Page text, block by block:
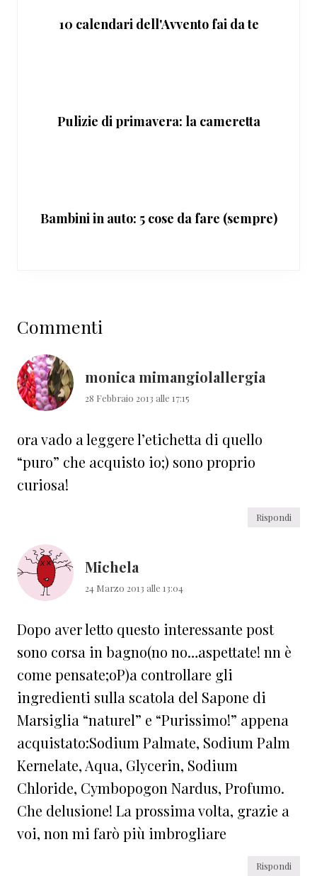
10 calendari dell'Avvento fai da te
Pulizie di primavera: la cameretta
Bambini in auto: 5 cose da fare (sempre)
del
lettore
Commenti
monica mimangiolallergia
28 Febbraio 2013 alle 17:15
ora vado a leggere l’etichetta di quello
“puro” che acquisto io;) sono proprio
curiosa!
Rispondi
Michela
24 Marzo 2013 alle 13:04
Dopo aver letto questo interessante post
sono corsa in bagno(no no…aspettate! nn è
come pensate;oP)a controllare gli
ingredienti sulla scatola del Sapone di
Marsiglia “naturel” e “Purissimo!” appena
acquistato:Sodium Palmate, Sodium Palm
Kernelate, Aqua, Glycerin, Sodium
Chloride, Cymbopogon Nardus, Profumo.
Che delusione! La prossima volta, grazie a
voi, non mi farò più imbrogliare
Rispondi